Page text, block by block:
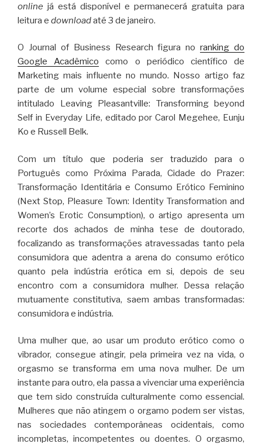
online já está disponível e permanecerá gratuita para
leitura e downloadaté 3 de janeiro.
O Journal of Business Research figura noranking do
Google Acadêmico como o periódico científico de
Marketing mais influente no mundo. Nosso artigo faz
parte de um volume especial sobre transformações
intitulado Leaving Pleasantville: Transforming beyond
Self in Everyday Life, editado por Carol Megehee, Eunju
Ko e Russell Belk.
Com um título que poderia ser traduzido para o
Português como Próxima Parada, Cidade do Prazer:
Transformação Identitária e Consumo Erótico Feminino
(Next Stop, Pleasure Town: Identity Transformation and
Women’s Erotic Consumption), o artigo apresenta um
recorte dos achados de minha tese de doutorado,
focalizando as transformações atravessadas tanto pela
consumidora que adentra a arena do consumo erótico
quanto pela indústria erótica em si, depois de seu
encontro com a consumidora mulher. Dessa relação
mutuamente constitutiva, saem ambas transformadas:
consumidora e indústria.
Uma mulher que, ao usar um produto erótico como o
vibrador, consegue atingir, pela primeira vez na vida, o
orgasmo se transforma em uma nova mulher. De um
instante para outro, ela passa a vivenciar uma experiência
que tem sido construída culturalmente como essencial.
Mulheres que não atingem o orgamo podem ser vistas,
nas sociedades contemporâneas ocidentais, como
incompletas, incompetentes ou doentes. O orgasmo,